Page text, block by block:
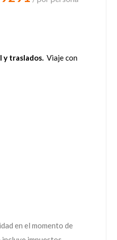
y traslados. Viaje con
en el momento de